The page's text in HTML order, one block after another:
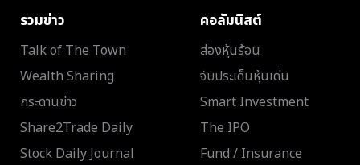
รวมข่าว
Talk of The Town
Wealth Sharing
กระดานข่าว
Share2Trade Daily
Stock Daily Journal
คอลัมนิสต์
ส่องหุ้นร้อน
จับประเด็นหุ้นเด่น
Smart Investment
The IPO
Fund / Insurance